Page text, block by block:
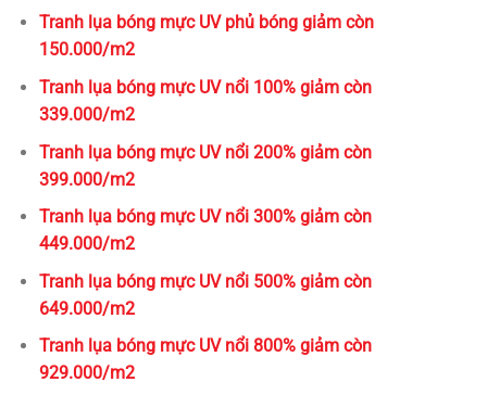
Tranh lụa bóng mực UV phủ bóng giảm còn
150.000/m2
Tranh lụa bóng mực UV nổi 100% giảm còn
339.000/m2
Tranh lụa bóng mực UV nổi 200% giảm còn
399.000/m2
Tranh lụa bóng mực UV nổi 300% giảm còn
449.000/m2
Tranh lụa bóng mực UV nổi 500% giảm còn
649.000/m2
Tranh lụa bóng mực UV nổi 800% giảm còn
929.000/m2